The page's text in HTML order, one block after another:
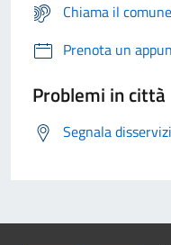
Chiama il
Prenota un
Problemi in città
Segnala